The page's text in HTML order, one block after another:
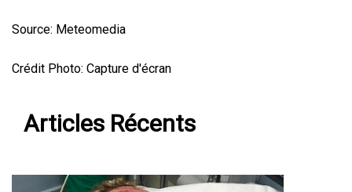
Source: Meteomedia
Crédit Photo: Capture d'écran
Articles Récents